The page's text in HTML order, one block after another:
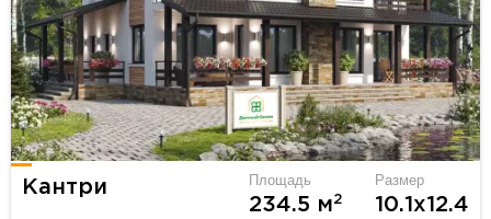
Кантри Площадь
234.5 м2
Размер
10.1х12.4